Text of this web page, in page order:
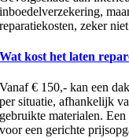
inboedelverzekering,
reparatiekosten, zeker
Wat kost het laten
Vanaf € 150,- kan een
per situatie, afhankelijk
gebruikte materialen.
voor een gerichte